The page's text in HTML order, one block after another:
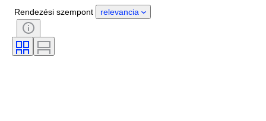
Nem
Extrák
Időszak
Kötés
Óraszíj anyaga
Rendezési szempont relevancia